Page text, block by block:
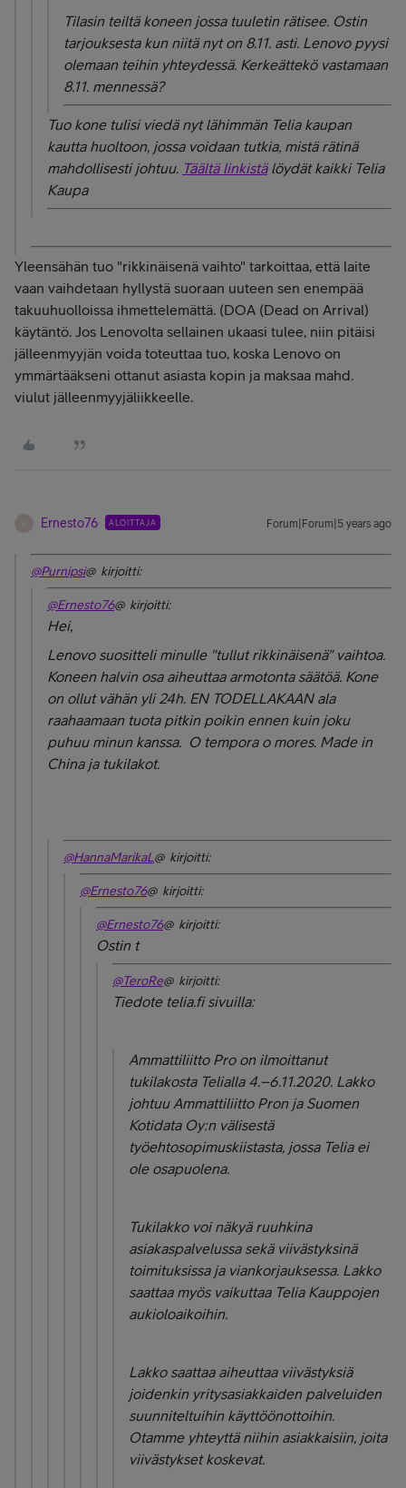
Tilasin teiltä koneen jossa tuuletin rätisee. Ostin
tarjouksesta kun niitä nyt on 8.11. asti. Lenovo pyysi
olemaan teihin yhteydessä. Kerkeättekö vastamaan
8.11. mennessä?
Tuo kone tulisi viedä nyt lähimmän Telia kaupan
kautta huoltoon, jossa voidaan tutkia, mistä rätinä
mahdollisesti johtuu. Täältä linkistälöydät kaikki Telia
Kaupa
Yleensähän tuo "rikkinäisenä vaihto" tarkoittaa, että laite
vaan vaihdetaan hyllystä suoraan uuteen sen enempää
takuuhuolloissa ihmettelemättä. (DOA (Dead on Arrival)
käytäntö. Jos Lenovolta sellainen ukaasi tulee, niin pitäisi
jälleenmyyjän voida toteuttaa tuo, koska Lenovo on
ymmärtääkseni ottanut asiasta kopin ja maksaa mahd.
viulut jälleenmyyjäliikkeelle.
Ernesto76 ALOITTAJA Forum|Forum|5 years ago
@Purnipsi@ kirjoitti:
@Ernesto76@ kirjoitti:
Hei,
Lenovo suositteli minulle "tullut rikkinäisenä" vaihtoa.
Koneen halvin osa aiheuttaa armotonta säätöä. Kone
on ollut vähän yli 24h. EN TODELLAKAAN ala
raahaamaan tuota pitkin poikin ennen kuin joku
puhuu minun kanssa. O tempora o mores. Made in
China ja tukilakot.
@HannaMarikaL @ kirjoitti:
@Ernesto76@ kirjoitti:
@Ernesto76@ kirjoitti:
Ostin t
@TeroRe@ kirjoitti:
Tiedote telia.fi sivuilla:
Ammattiliitto Pro on ilmoittanut
tukilakosta Telialla 4.–6.11.2020. Lakko
johtuu Ammattiliitto Pron ja Suomen
Kotidata Oy:n välisestä
työehtosopimuskiistasta, jossa Telia ei
ole osapuolena.
Tukilakko voi näkyä ruuhkina
asiakaspalvelussa sekä viivästyksinä
toimituksissa ja viankorjauksessa. Lakko
saattaa myös vaikuttaa Telia Kauppojen
aukioloaikoihin.
Lakko saattaa aiheuttaa viivästyksiä
joidenkin yritysasiakkaiden palveluiden
suunniteltuihin käyttöönottoihin.
Otamme yhteyttä niihin asiakkaisiin, joita
viivästykset koskevat.